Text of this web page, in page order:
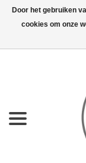
KEUKEN
Door het gebruiken
cookies om onze